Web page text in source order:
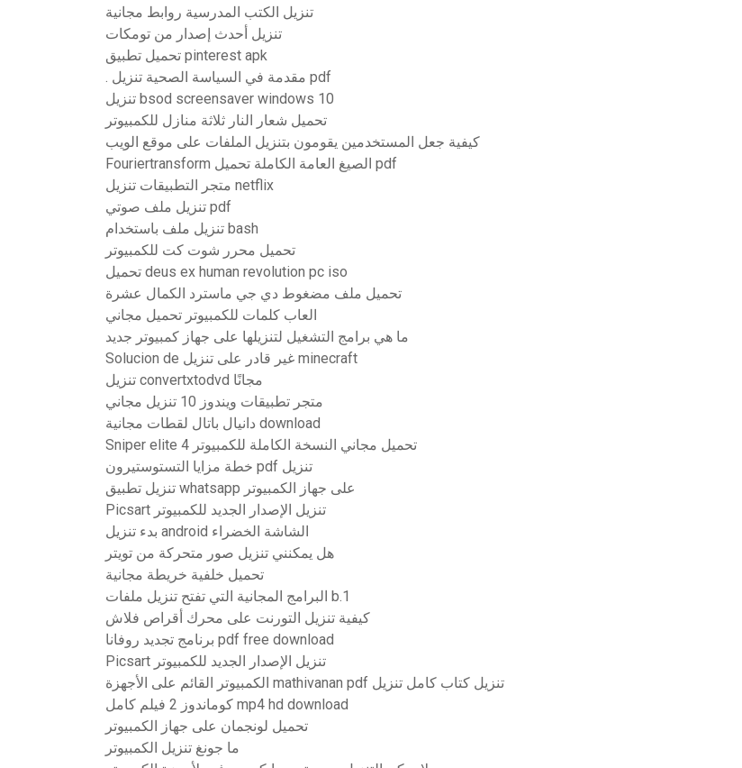
تنزيل الكتب المدرسية روابط مجانية
تنزيل أحدث إصدار من تومكات
تحميل تطبيق pinterest apk
. مقدمة في السياسة الصحية تنزيل pdf
تنزيل bsod screensaver windows 10
تحميل شعار النار ثلاثة منازل للكمبيوتر
كيفية جعل المستخدمين يقومون بتنزيل الملفات على موقع الويب
Fouriertransform الصيغ العامة الكاملة تحميل pdf
متجر التطبيقات تنزيل netflix
تنزيل ملف صوتي pdf
تنزيل ملف باستخدام bash
تحميل محرر شوت كت للكمبيوتر
تحميل deus ex human revolution pc iso
تحميل ملف مضغوط دي جي ماسترد الكمال عشرة
العاب كلمات للكمبيوتر تحميل مجاني
ما هي برامج التشغيل لتنزيلها على جهاز كمبيوتر جديد
Solucion de غير قادر على تنزيل minecraft
تنزيل convertxtodvd مجانًا
متجر تطبيقات ويندوز 10 تنزيل مجاني
دانيال باتال لقطات مجانية download
Sniper elite 4 تحميل مجاني النسخة الكاملة للكمبيوتر
خطة مزايا التستوستيرون pdf تنزيل
تنزيل تطبيق whatsapp على جهاز الكمبيوتر
Picsart تنزيل الإصدار الجديد للكمبيوتر
بدء تنزيل android الشاشة الخضراء
هل يمكنني تنزيل صور متحركة من تويتر
تحميل خلفية خريطة مجانية
البرامج المجانية التي تفتح تنزيل ملفات b.1
كيفية تنزيل التورنت على محرك أقراص فلاش
برنامج تجديد روفانا pdf free download
Picsart تنزيل الإصدار الجديد للكمبيوتر
الكمبيوتر القائم على الأجهزة mathivanan pdf تنزيل كتاب كامل تنزيل
كوماندوز 2 فيلم كامل mp4 hd download
تحميل لونجمان على جهاز الكمبيوتر
ما جونغ تنزيل الكمبيوتر